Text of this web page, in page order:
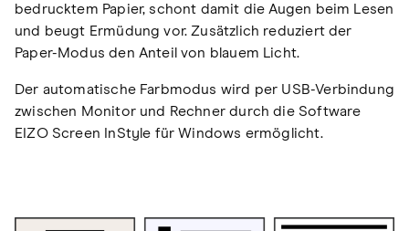
bedrucktem Papier, schont damit die Augen beim Lesen
und beugt Ermüdung vor. Zusätzlich reduziert der
Paper-Modus den Anteil von blauem Licht.
Der automatische Farbmodus wird per USB-Verbindung
zwischen Monitor und Rechner durch die Software
EIZO Screen InStyle für Windows ermöglicht.